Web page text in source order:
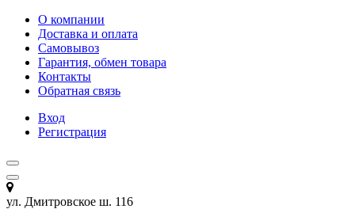
О компании
Доставка и оплата
Самовывоз
Гарантия, обмен товара
Контакты
Обратная связь
Вход
Регистрация
ул. Дмитровское ш. 116